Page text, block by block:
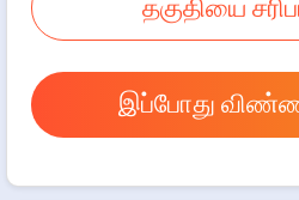
தகுதியை
இப்போது